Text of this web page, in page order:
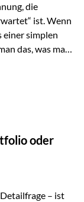
die
ist. Wenn
einer simplen
das, was man
zu
oder
Detailfrage – ist